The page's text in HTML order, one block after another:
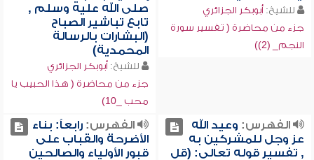
للشيخ: أبوبكر الجزائري
جزء من محاضرة ( تفسير سورة
النجم_ (2))
صلى الله عليه وسلم ,
تابع تباشير الصباح
(البشارات بالرسالة
المحمدية)
للشيخ: أبوبكر الجزائري
جزء من محاضرة ( هذا الحبيب يا
محب _10)
الفهرس: وعيد الله
عز وجل للمشركين به
, تفسير قوله تعالى: (قل
الفهرس:رابعاً: بناء
الأضرحة والقباب على
قبور الأولياء والصالحين